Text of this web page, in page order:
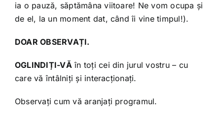
ia o pauză, săptămâna viitoare! Ne vom ocupa și
de el, la un moment dat, când îi vine timpul!).
DOAR OBSERVAȚI.
OGLINDIȚI-VĂîn toți cei din jurul vostru – cu
care vă întâlniți și interacționați.
Observați cum vă aranjați programul.